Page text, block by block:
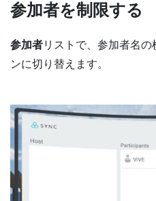
参加者を制限する
参加者リストで、参加者名
ンに切り替えます。